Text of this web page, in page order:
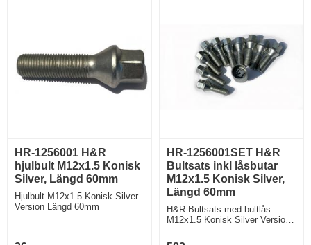
HR-1256001 H&R
hjulbult M12x1.5 Konisk
Silver, Längd 60mm
Hjulbult M12x1.5 Konisk Silver
Version Längd 60mm
HR-1256001SET H&R
Bultsats inkl låsbutar
M12x1.5 Konisk Silver,
Längd 60mm
H&R Bultsats med bultlås
M12x1.5 Konisk Silver Version